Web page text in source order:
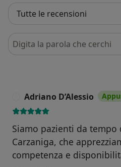
Cerca nelle recensioni
Adriano D’Alessio
Siamo pazienti da tempo
Carzaniga, che
competenza e